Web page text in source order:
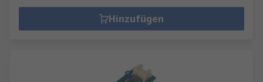
Hinzufügen